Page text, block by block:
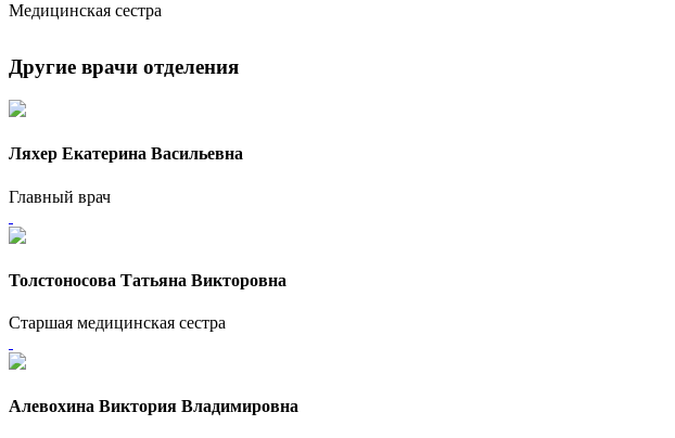
Медицинская сестра
Другие врачи отделения
Ляхер Екатерина Васильевна
Главный врач
Толстоносова Татьяна Викторовна
Старшая медицинская сестра
Алевохина Виктория Владимировна